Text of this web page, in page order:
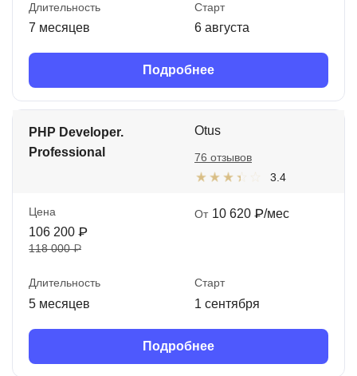
Длительность
7 месяцев
Старт
6 августа
Подробнее
PHP Developer.
Professional
Otus
3.4
76 отзывов
Цена
106 200 ₽
118 000 ₽
От 10 620 ₽/мес
Длительность
5 месяцев
Старт
1 сентября
Подробнее